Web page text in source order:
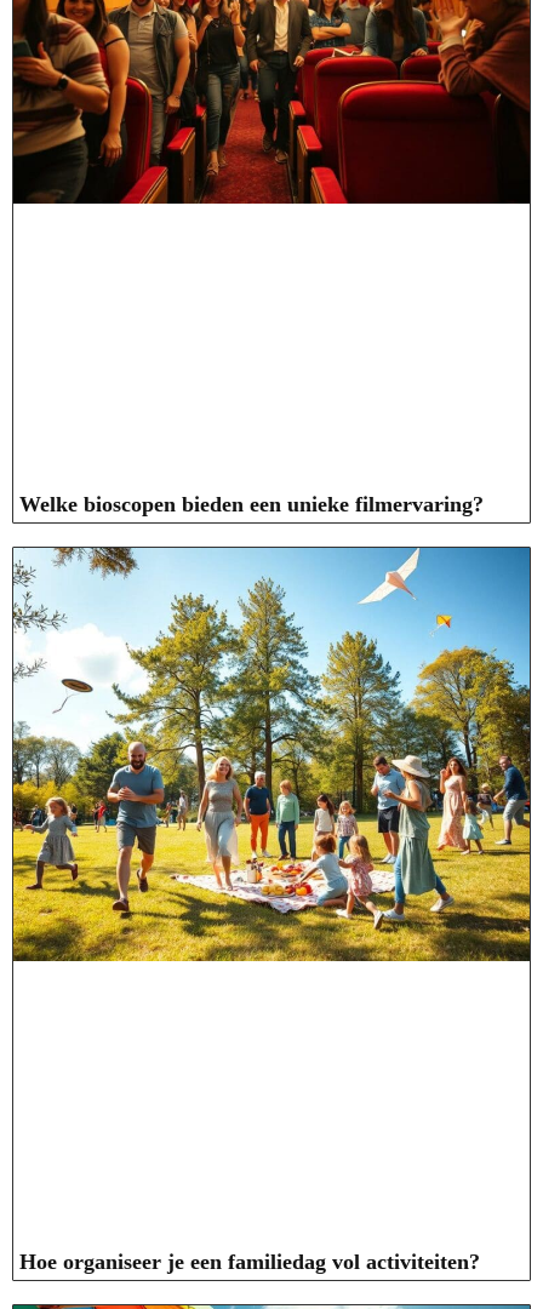
Welke bioscopen bieden een unieke filmervaring?
Hoe organiseer je een familiedag vol activiteiten?